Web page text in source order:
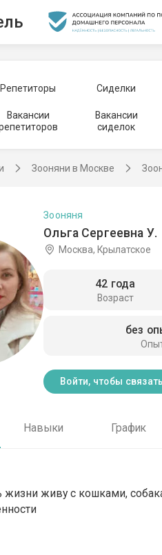
Репетиторы Сиделки
Вакансии
Вакансии
сиделок
Зооняни в Москве
Ольга Сергеевна У.
Зооняня
Москва, Крылатское
Возраст
42 года
без
Войти, чтобы
Навыки График
жизни живу с кошками,